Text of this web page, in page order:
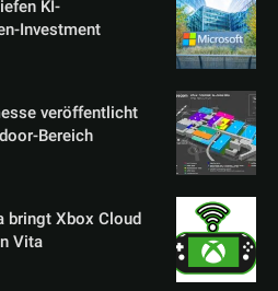
KI-
Investment
veröffentlicht
Bereich
bringt Xbox Cloud
Vita